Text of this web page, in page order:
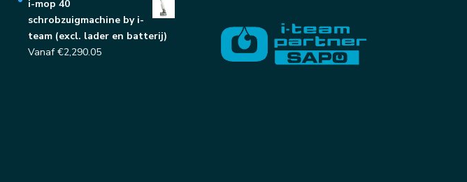
i-mop 40
schrobzuigmachine by i-
team (excl. lader en batterij)
Vanaf€2,290.05